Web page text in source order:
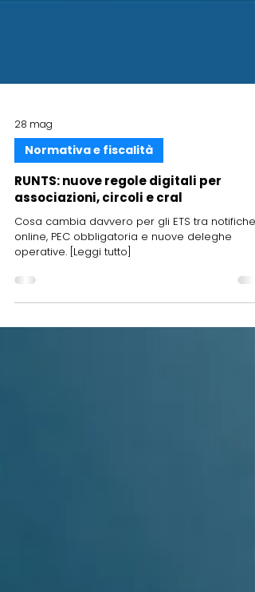
28 mag
Normativa e fiscalità
associazioni, circoli e cral
Cosa cambia davvero per gli ETS tra notifiche
operative. [Leggi tutto]